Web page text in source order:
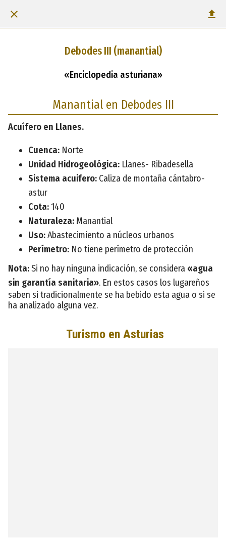
Debodes III (manantial)
«Enciclopedia asturiana»
Manantial en Debodes III
Acuífero en Llanes.
Cuenca: Norte
Unidad Hidrogeológica: Llanes- Ribadesella
Sistema acuifero: Caliza de montaña cántabro-
astur
Cota: 140
Naturaleza: Manantial
Uso:Abastecimiento a núcleos urbanos
Perímetro: No tiene perímetro de protección
Nota:Si no hay ninguna indicación, se considera «agua
sin garantía sanitaria». En estos casos los lugareños
saben si tradicionalmente se ha bebido esta agua o si se
ha analizado alguna vez.